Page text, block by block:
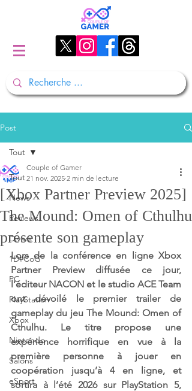
Post
Tout
News
Reviews
Divers
1D#CoG
PC
PlayStation
Xbox
Nintendo
Salons
eSport
Tout
[Xbox Partner Preview 2025]
The Mound: Omen of Cthulhu
présente son gameplay
Couple of Gamer
21 nov. 2025 2 min de lecture
Lors de la conférence en ligne Xbox
Partner Preview diffusée ce jour,
l’éditeur NACON et le studio ACE Team
ont dévoilé le premier trailer de
gameplay du jeu The Mound: Omen of
Cthulhu. Le titre propose une
expérience horrifique en vue à la
première personne à jouer en
coopération jusqu’à 4 en ligne, et
sortira à l’été 2026 sur PlayStation 5,